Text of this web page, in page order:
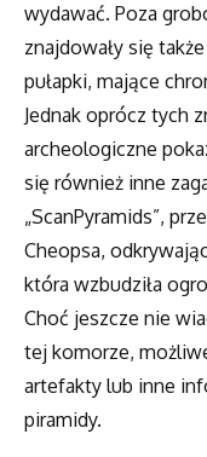
wydawać. Poza
znajdowały się
pułapki, mające
Jednak oprócz tych
archeologiczne
się również inne
„ScanPyramids”,
Cheopsa,
która wzbudziła
Choć jeszcze nie
tej komorze,
artefakty lub inne
piramidy.